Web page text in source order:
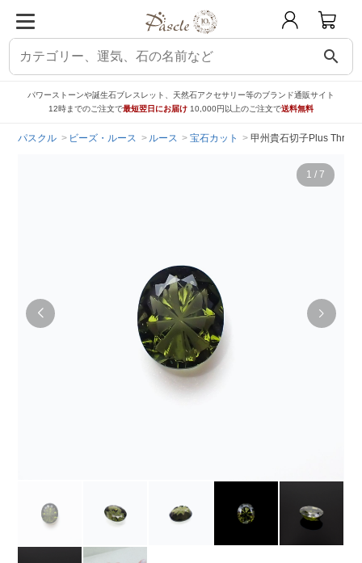
search
パワーストーンや誕生石ブレスレット、天然石アクセサリー等のブランド通販サイト
12時までのご注文で最短翌日にお届け 10,000円以上のご注文で送料無料
パスクル ビーズ・ルース ルース 宝石カット 甲州貴石切子Plus Three
1 / 7